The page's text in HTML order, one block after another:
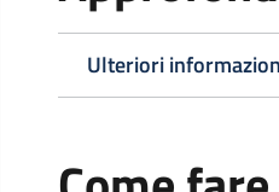
Ulteriori